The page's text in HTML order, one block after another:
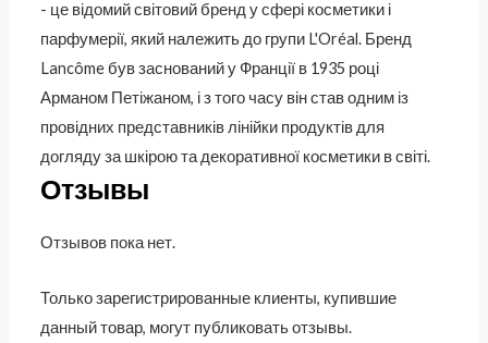
- це відомий світовий бренд у сфері косметики і
парфумерії, який належить до групи L'Oréal. Бренд
Lancôme був заснований у Франції в 1935 році
Арманом Петіжаном, і з того часу він став одним із
провідних представників лінійки продуктів для
догляду за шкірою та декоративної косметики в світі.
Отзывы
Отзывов пока нет.
Только зарегистрированные клиенты, купившие
данный товар, могут публиковать отзывы.